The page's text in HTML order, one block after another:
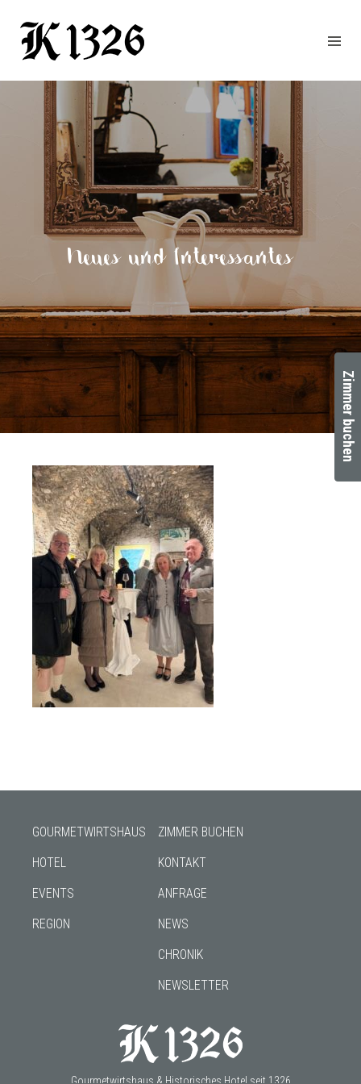
HOTEL
EVENTS
REGION
ZIMMER
BUCHEN
KONTAKT
ANFRAGE
Neues und Interessantes
GOURMETWIRTSHAUS
HOTEL
EVENTS
REGION
ZIMMER BUCHEN
KONTAKT
ANFRAGE
NEWS
CHRONIK
NEWSLETTER
Gourmetwirtshaus & Historisches Hotel seit 1326
Zimmer buchen